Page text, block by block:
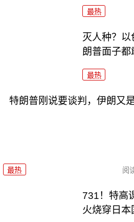
最热
灭人种？
朗普面子都
最热
特朗普刚说要谈判，伊朗又
最热 阅
731！特高
火烧穿日本